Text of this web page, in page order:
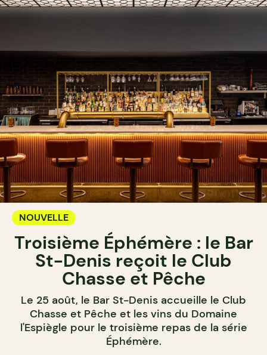
NOUVELLE
Troisième Éphémère : le Bar
St-Denis reçoit le Club
Chasse et Pêche
Le 25 août, le Bar St-Denis accueille le Club
Chasse et Pêche et les vins du Domaine
l'Espiègle pour le troisième repas de la série
Éphémère.